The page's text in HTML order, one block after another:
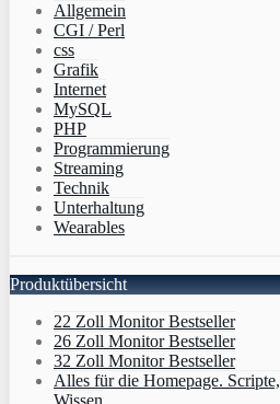
Allgemein
CGI / Perl
css
Grafik
Internet
MySQL
PHP
Programmierung
Streaming
Technik
Unterhaltung
Wearables
Produktübersicht
22 Zoll Monitor Bestseller
26 Zoll Monitor Bestseller
32 Zoll Monitor Bestseller
Alles für die Homepage.